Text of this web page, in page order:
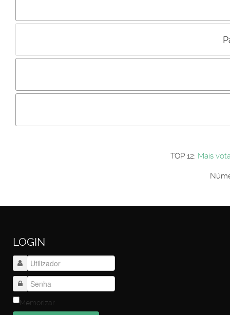
Incluir imagem :
Os
Primeiro autentique-se...
TOP 12: Mais
LOGIN
Memorizar